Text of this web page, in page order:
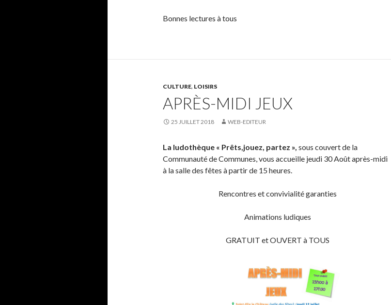
Bonnes lectures à tous
CULTURE, LOISIRS
APRÈS-MIDI JEUX
25 JUILLET 2018 WEB-EDITEUR
La ludothèque « Prêts,jouez, partez », sous couvert de la
Communauté de Communes, vous accueille jeudi 30 Août après-midi
à la salle des fêtes à partir de 15 heures.
Rencontres et convivialité garanties
Animations ludiques
GRATUIT et OUVERT à TOUS